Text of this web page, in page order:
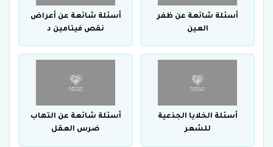
أسئلة شائعة عن ظفر
العين
أسئلة شائعة عن أعراض
نقص فيتامين د
أسئلة الخلايا الجذعية
للشعر
أسئلة شائعة عن التهاب
ضرس العقل